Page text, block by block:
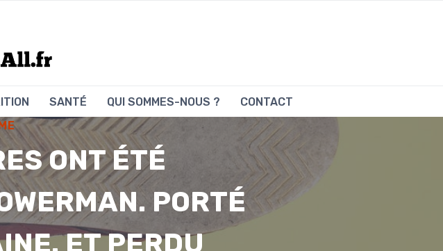
SANTÉ QUI SOMMES-NOUS ?
CONTACT
ONT ÉTÉ
PORTÉ
ET PERDU